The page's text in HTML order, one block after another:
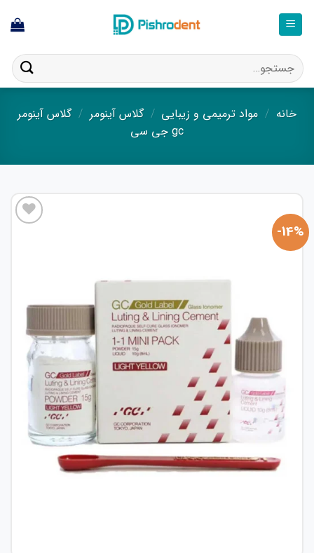
جستجو
برای:
خانه / مواد ترمیمی و زیبایی / گلاس آینومر / گلاس آینومر
gc جی سی
14%-